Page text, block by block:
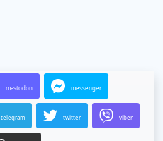
mastodon messenger
telegram twitter viber